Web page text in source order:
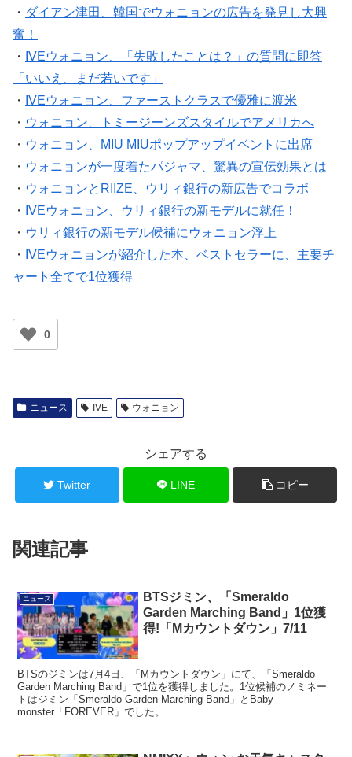
・ ダイアン津田、韓国でウォニョンの広告を発見し大興
奮！
・ IVEウォニョン、「失敗したことは？」の質問に即答
「いいえ、まだ若いです」
・ IVEウォニョン、ファーストクラスで優雅に渡米
・ ウォニョン、トミージーンズスタイルでアメリカへ
・ ウォニョン、MIU MIUポップアップイベントに出席
・ ウォニョンが一度着たパジャマ、驚異の宣伝効果とは
・ ウォニョンとRIIZE、ウリィ銀行の新広告でコラボ
・ IVEウォニョン、ウリィ銀行の新モデルに就任！
・ ウリィ銀行の新モデル候補にウォニョン浮上
・ IVEウォニョンが紹介した本、ベストセラーに、主要チ
ャート全てで1位獲得
0
ニュース IVE ウォニョン
シェアする
Twitter LINE コピー
関連記事
ニュース
BTSジミン、「Smeraldo
Garden Marching Band」1位獲
得!「Mカウントダウン」7/11
BTSのジミンは7月4日、「Mカウントダウン」にて、「Smeraldo
Garden Marching Band」で1位を獲得しました。1位候補のノミネー
トはジミン「Smeraldo Garden Marching Band」とBaby
monster「FOREVER」でした。